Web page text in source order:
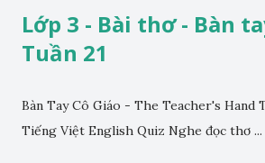
Lớp 3 - Bài thơ - Bàn
Tuần 21
Bàn Tay Cô Giáo - The Teacher's Hand
Tiếng Việt English Quiz Nghe đọc thơ ...